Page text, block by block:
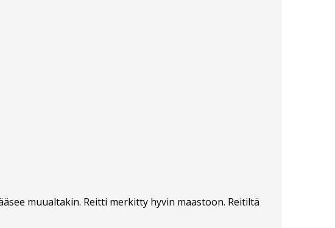
muualtakin. Reitti merkitty hyvin maastoon. Reitiltä